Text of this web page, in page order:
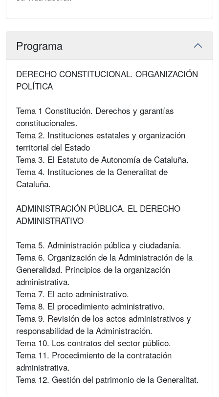
Programa
DERECHO CONSTITUCIONAL. ORGANIZACIÓN
POLÍTICA
Tema 1 Constitución. Derechos y garantías
constitucionales.
Tema 2. Instituciones estatales y organización
territorial del Estado
Tema 3. El Estatuto de Autonomía de Cataluña.
Tema 4. Instituciones de la Generalitat de
Cataluña.
ADMINISTRACIÓN PÚBLICA. EL DERECHO
ADMINISTRATIVO
Tema 5. Administración pública y ciudadanía.
Tema 6. Organización de la Administración de la
Generalidad. Principios de la organización
administrativa.
Tema 7. El acto administrativo.
Tema 8. El procedimiento administrativo.
Tema 9. Revisión de los actos administrativos y
responsabilidad de la Administración.
Tema 10. Los contratos del sector público.
Tema 11. Procedimiento de la contratación
administrativa.
Tema 12. Gestión del patrimonio de la Generalitat.